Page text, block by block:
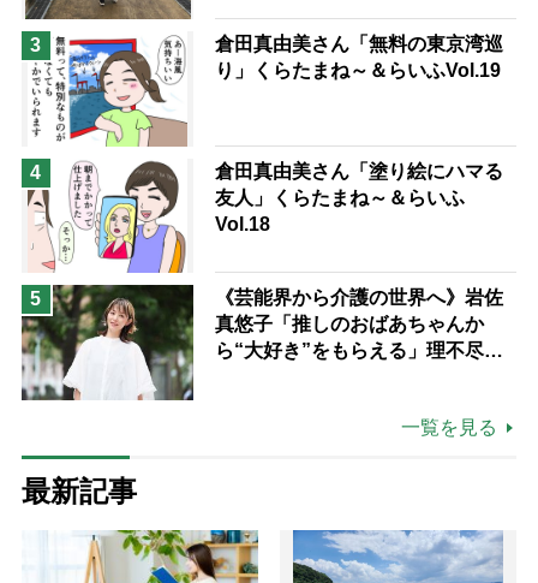
3
倉田真由美さん「無料の東京湾巡
り」くらたまね～＆らいふVol.19
4
倉田真由美さん「塗り絵にハマる
友人」くらたまね～＆らいふ
Vol.18
5
《芸能界から介護の世界へ》岩佐
真悠子「推しのおばあちゃんか
ら“大好き”をもらえる」理不尽さ
一覧を見る
最新記事